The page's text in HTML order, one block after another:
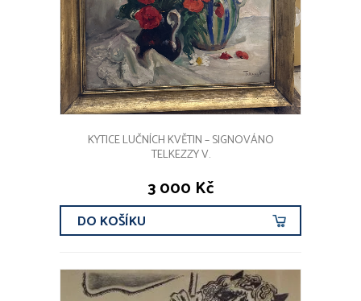
KYTICE LUČNÍCH KVĚTIN – SIGNOVÁNO
TELKEZZY V.
3 000 Kč
DO KOŠÍKU